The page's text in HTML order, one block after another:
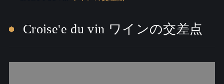
Croise'e du vin ワインの交差点